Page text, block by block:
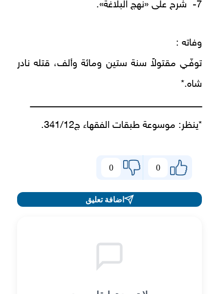
7- شرح على «نهج البلاغة».
وفاته :
توفّـي مقتولاً سنة ستين ومائة وألف، قتله نادر
شاه.*
ـــــــــــــــــــــــــــــــــــــــــــــــــــــــــــــــــــــــــــــــــــــــــــــــــــــــــــــــــــــ
*ينظر: موسوعة طبقات الفقهاء ج341/12.
0
0
اضافة تعليق